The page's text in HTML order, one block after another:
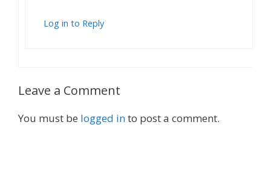
Log in to Reply
Leave a Comment
You must be logged into post a comment.